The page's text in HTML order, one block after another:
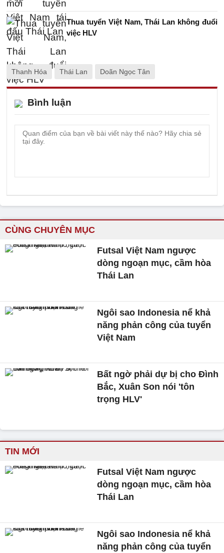
Thua tuyển Việt Nam, Thái Lan không đuổi
việc HLV
Thanh Hóa Thái Lan Doãn Ngọc Tân
Bình luận
CÙNG CHUYÊN MỤC
Futsal Việt Nam ngược
dòng ngoạn mục, cầm hòa
Thái Lan
Ngôi sao Indonesia nể khả
năng phản công của tuyển
Việt Nam
Bất ngờ phải dự bị cho Đình
Bắc, Xuân Son nói 'tôn
trọng HLV'
TIN MỚI
Futsal Việt Nam ngược
dòng ngoạn mục, cầm hòa
Thái Lan
Ngôi sao Indonesia nể khả
năng phản công của tuyển